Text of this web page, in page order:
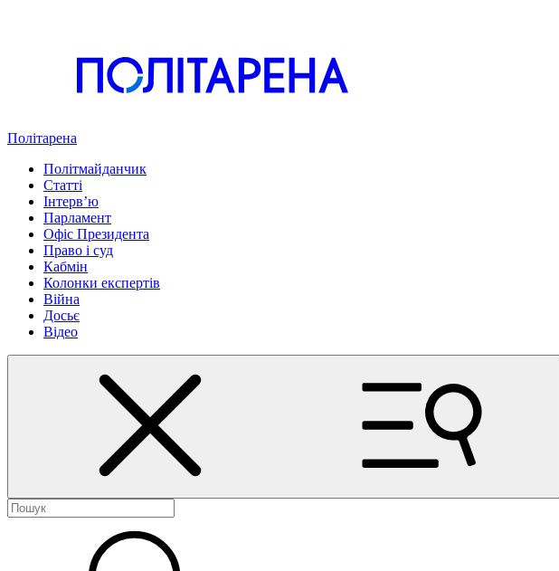
Політарена
Політмайданчик
Статті
Інтервʼю
Парламент
Офіс Президента
Право і суд
Кабмін
Колонки експертів
Війна
Досьє
Відео